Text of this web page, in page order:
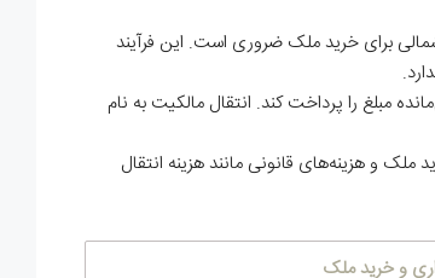
برای خرید ملک ضروری است. این فرآیند
مبلغ را پرداخت کند. انتقال مالکیت به نام
ملک و هزینه‌های قانونی مانند هزینه انتقال
و خرید ملک